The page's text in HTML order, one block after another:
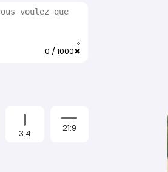
0 / 1000✖
3:4 21:9